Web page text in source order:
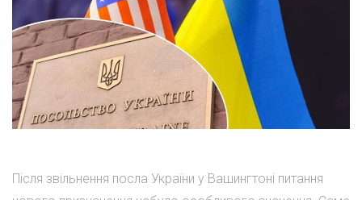
Після звільнення посла України у Вашингтоні питання